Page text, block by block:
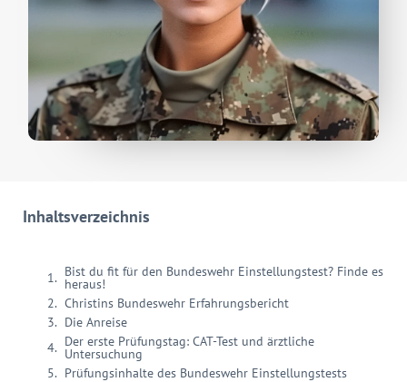
Inhaltsverzeichnis
Bist du fit für den Bundeswehr Einstellungstest? Finde es
heraus!
Christins Bundeswehr Erfahrungsbericht
Die Anreise
Der erste Prüfungstag: CAT-Test und ärztliche
Untersuchung
Prüfungsinhalte des Bundeswehr Einstellungstests